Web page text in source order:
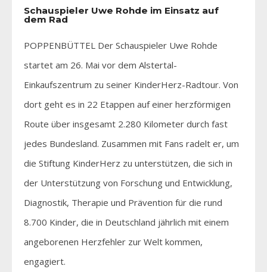
Schauspieler Uwe Rohde im Einsatz auf
dem Rad
POPPENBÜTTEL Der Schauspieler Uwe Rohde
startet am 26. Mai vor dem Alstertal-
Einkaufszentrum zu seiner KinderHerz-Radtour. Von
dort geht es in 22 Etappen auf einer herzförmigen
Route über insgesamt 2.280 Kilometer durch fast
jedes Bundesland. Zusammen mit Fans radelt er, um
die Stiftung KinderHerz zu unterstützen, die sich in
der Unterstützung von Forschung und Entwicklung,
Diagnostik, Therapie und Prävention für die rund
8.700 Kinder, die in Deutschland jährlich mit einem
angeborenen Herzfehler zur Welt kommen,
engagiert.